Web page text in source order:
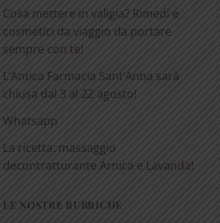
Cosa mettere in valigia? Rimedi e
cosmetici da viaggio da portare
sempre con te!
L’Antica Farmacia Sant’Anna sarà
chiusa dal 3 al 22 agosto!
Whatsapp
La ricetta: massaggio
decontratturante Arnica e Lavanda!
LE NOSTRE RUBRICHE